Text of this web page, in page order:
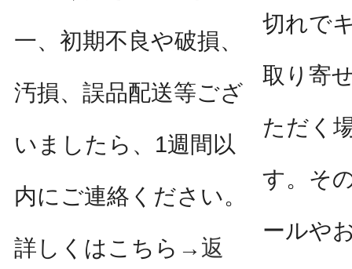
一、初期不良や破損、
汚損、誤品配送等ござ
いましたら、1週間以
内にご連絡ください。
詳しくはこちら→ 返
切れで
取り寄
ただく
す。そ
ールや